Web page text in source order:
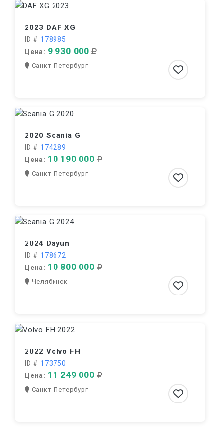
2023 DAF XG
ID # 178985
Цена: 9 930 000
Санкт-Петербург
2020 Scania G
ID # 174289
Цена: 10 190 000
Санкт-Петербург
2024 Dayun
ID # 178672
Цена: 10 800 000
Челябинск
2022 Volvo FH
ID # 173750
Цена: 11 249 000
Санкт-Петербург